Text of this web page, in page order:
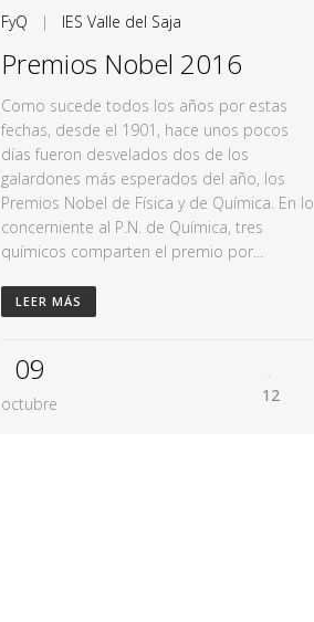
FyQ | IES Valle del Saja
Premios Nobel 2016
Como sucede todos los años por estas
fechas, desde el 1901, hace unos pocos
días fueron desvelados dos de los
galardones más esperados del año, los
Premios Nobel de Física y de Química. En lo
concerniente al P.N. de Química, tres
químicos comparten el premio por...
LEER MÁS
09
octubre 12